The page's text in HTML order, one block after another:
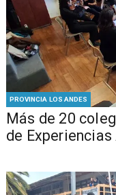
PROVINCIA LOS ANDES
Más de 20
de